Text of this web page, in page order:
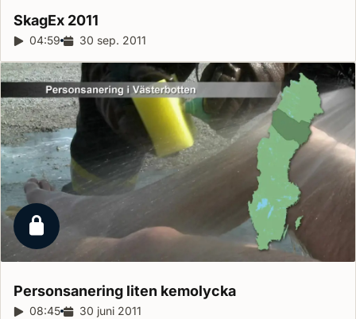
SkagEx 2011
Reportagelängd:
04:59 Releasedatum:
30 sep. 2011
Låst reportage
Personsanering liten kemolycka
Reportagelängd:
08:45 Releasedatum:
30 juni 2011